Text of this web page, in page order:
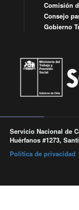
Comisión
Consejo
Gobierno
Servicio Nacional de
Huérfanos #1273,
Política de privacidad